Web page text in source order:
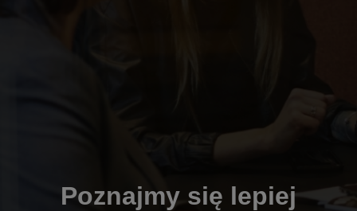
Poznajmy się lepiej